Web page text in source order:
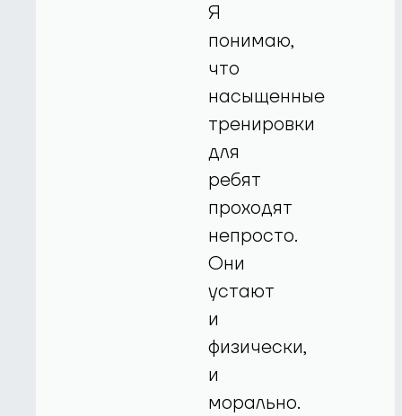
Я
понимаю,
что
насыщенные
тренировки
для
ребят
проходят
непросто.
Они
устают
и
физически,
и
морально.